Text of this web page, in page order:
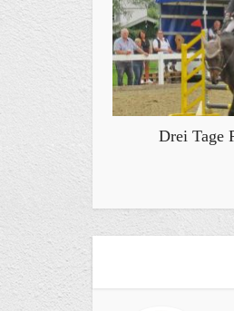
Drei Tage